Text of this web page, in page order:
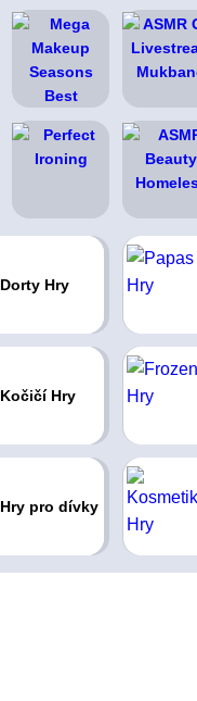
Dorty Hry
Kočičí Hry
Hry pro dívky